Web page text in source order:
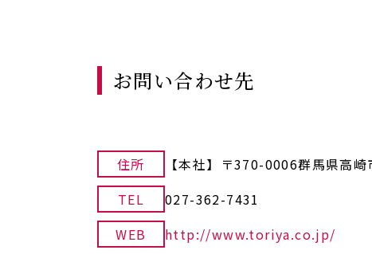
お問い合わせ先
住所
【本社】〒370-0006群馬県高
TEL
027-362-7431
WEB
http://www.toriya.co.jp/